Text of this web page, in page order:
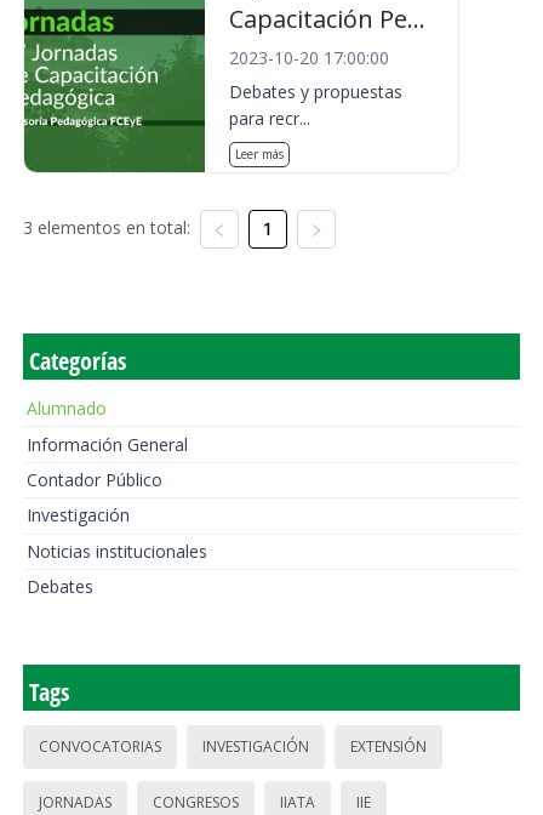
Capacitación Pe...
2023-10-20 17:00:00
Debates y propuestas
para recr...
Leer más
3 elementos en total: 1
Categorías
Alumnado
Información General
Contador Público
Investigación
Noticias institucionales
Debates
Tags
CONVOCATORIAS INVESTIGACIÓN EXTENSIÓN
JORNADAS CONGRESOS IIATA IIE